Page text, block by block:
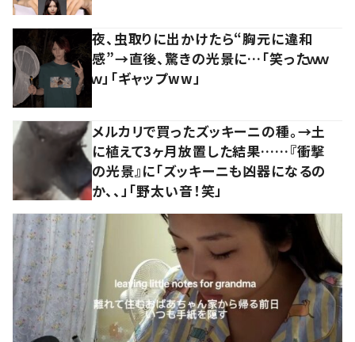
夜、虫取りに出かけたら“胸元に違和
感”→直後、驚きの光景に…「笑ったｗｗ
ｗ」「ギャップww」
メルカリで買ったズッキーニの種。→土
に植えて3ヶ月放置した結果……『衝撃
の光景』に「ズッキーニも凶器になるの
か、、」「野太い音！笑」